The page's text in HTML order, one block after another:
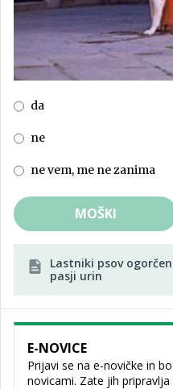
da
ne
ne vem, me ne zanima
MOŠKI
Lastniki psov
pasji urin
E-NOVICE
Prijavi se na e-novičke in
novicami. Zate jih